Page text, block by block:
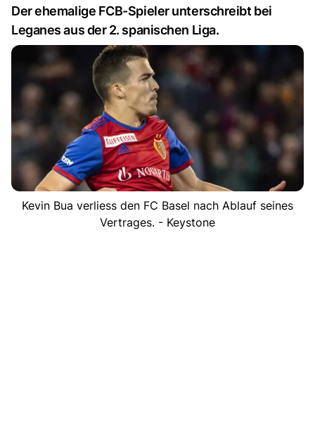
Der ehemalige FCB-Spieler unterschreibt bei
Leganes aus der 2. spanischen Liga.
Kevin Bua verliess den FC Basel nach Ablauf seines
Vertrages. - Keystone